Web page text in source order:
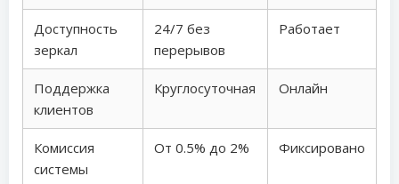
Доступность
зеркал
24/7 без
перерывов
Работает
Поддержка
клиентов
Круглосуточная Онлайн
Комиссия
системы
От 0.5% до 2% Фиксировано